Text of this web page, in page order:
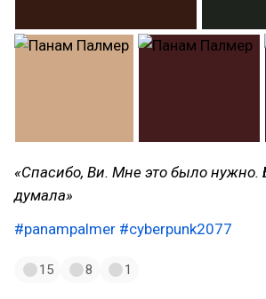
«Спасибо, Ви. Мне это было нужно.
думала»
#panampalmer #cyberpunk2077
15 8 1